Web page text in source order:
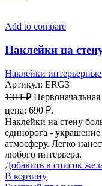
Add to compare
Наклейки на
Наклейки интерьерные
Артикул: ERG3
1311₽ Первоначальная
цена: 690 ₽.
Наклейки на стену
единорога -
атмосферу. Легко
любого интерьера.
Добавить в список
В корзину